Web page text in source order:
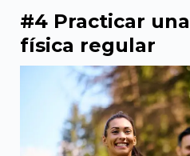
#4 Practicar
física regular